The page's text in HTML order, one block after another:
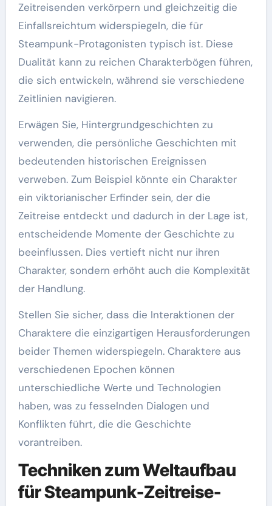
Zeitreisenden verkörpern und gleichzeitig die
Einfallsreichtum widerspiegeln, die für
Steampunk-Protagonisten typisch ist. Diese
Dualität kann zu reichen Charakterbögen führen,
die sich entwickeln, während sie verschiedene
Zeitlinien navigieren.
Erwägen Sie, Hintergrundgeschichten zu
verwenden, die persönliche Geschichten mit
bedeutenden historischen Ereignissen
verweben. Zum Beispiel könnte ein Charakter
ein viktorianischer Erfinder sein, der die
Zeitreise entdeckt und dadurch in der Lage ist,
entscheidende Momente der Geschichte zu
beeinflussen. Dies vertieft nicht nur ihren
Charakter, sondern erhöht auch die Komplexität
der Handlung.
Stellen Sie sicher, dass die Interaktionen der
Charaktere die einzigartigen Herausforderungen
beider Themen widerspiegeln. Charaktere aus
verschiedenen Epochen können
unterschiedliche Werte und Technologien
haben, was zu fesselnden Dialogen und
Konflikten führt, die die Geschichte
vorantreiben.
Techniken zum Weltaufbau
für Steampunk-Zeitreise-